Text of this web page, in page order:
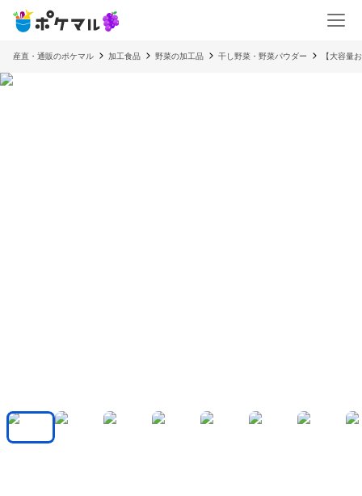
産直・通販のポケマル 加工食品 野菜の加工品 干し野菜・野菜パウダー 【大容量